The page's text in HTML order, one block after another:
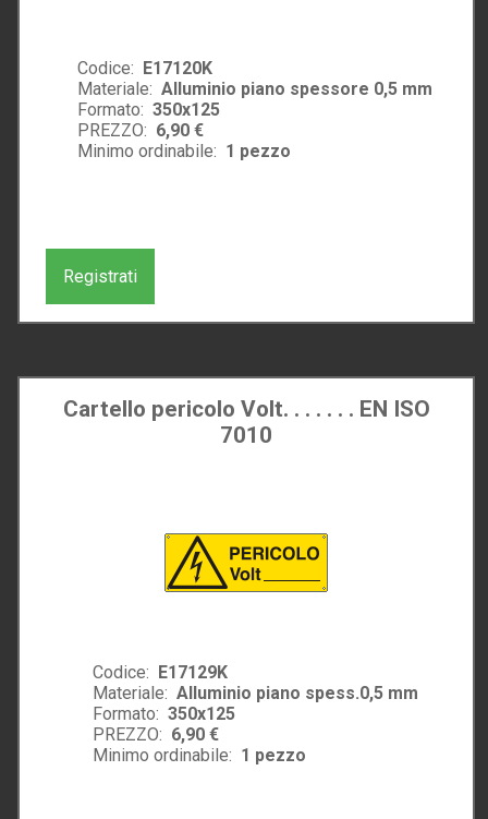
Codice:
E17120K
Materiale: Alluminio piano spessore 0,5 mm
Formato: 350x125
PREZZO: 6,90 €
Minimo ordinabile: 1 pezzo
Registrati
Cartello pericolo Volt. . . . . . . EN ISO
7010
Codice:
E17129K
Materiale: Alluminio piano spess.0,5 mm
Formato: 350x125
PREZZO: 6,90 €
Minimo ordinabile: 1 pezzo